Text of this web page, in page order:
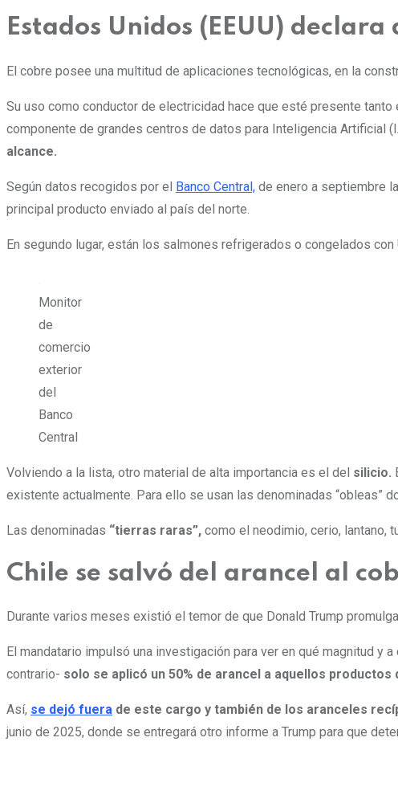
Estados Unidos (EEUU)
El cobre posee una multitud de aplicaciones tecnológicas, en la
Su uso como conductor de electricidad hace que esté presente tanto
componente de grandes centros de datos para Inteligencia Artificial
alcance.
Según datos recogidos por el Banco Central, de enero a septiembre
principal producto enviado al país del norte.
En segundo lugar, están los salmones refrigerados o congelados
Monitor
de
comercio
exterior
del
Banco
Central
Volviendo a la lista, otro material de alta importancia es el del silicio.
existente actualmente. Para ello se usan las denominadas “obleas”
Las denominadas “tierras raras”, como el neodimio, cerio, lantano,
Chile se salvó del arancel al
Durante varios meses existió el temor de que Donald Trump
El mandatario impulsó una investigación para ver en qué magnitud y
contrario- solo se aplicó un 50% de arancel a aquellos productos
Así, se dejó fuera de este cargo y también de los aranceles
junio de 2025, donde se entregará otro informe a Trump para que